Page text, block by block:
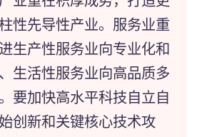
性先导性产业。服务业重
生产性服务业向专业化和
生活性服务业向高品质多
要加快高水平科技自立自
创新和关键核心技术攻